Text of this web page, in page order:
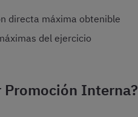
directa máxima obtenible
del ejercicio
Interna?